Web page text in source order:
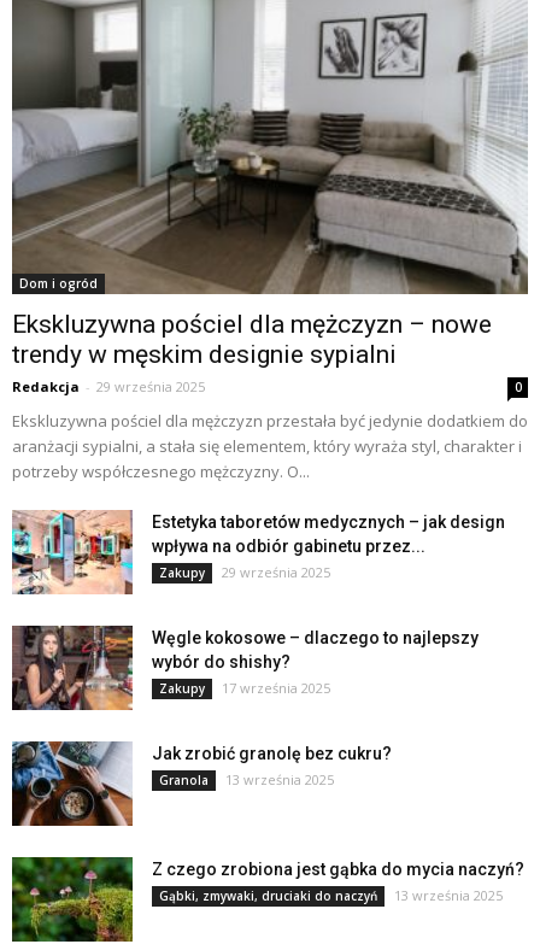
Dom i ogród
Ekskluzywna pościel dla mężczyzn – nowe
trendy w męskim designie sypialni
Redakcja - 29 września 2025 0
Ekskluzywna pościel dla mężczyzn przestała być jedynie dodatkiem do
aranżacji sypialni, a stała się elementem, który wyraża styl, charakter i
potrzeby współczesnego mężczyzny. O...
Estetyka taboretów medycznych – jak design
wpływa na odbiór gabinetu przez...
Zakupy 29 września 2025
Węgle kokosowe – dlaczego to najlepszy
wybór do shishy?
Zakupy 17 września 2025
Jak zrobić granolę bez cukru?
Granola 13 września 2025
Z czego zrobiona jest gąbka do mycia naczyń?
Gąbki, zmywaki, druciaki do naczyń 13 września 2025